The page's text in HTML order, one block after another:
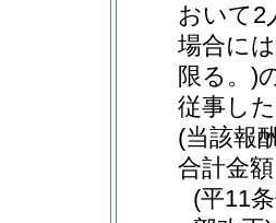
おいて2
場合に
限る。)
従事し
(当該報
合計金額
(平11